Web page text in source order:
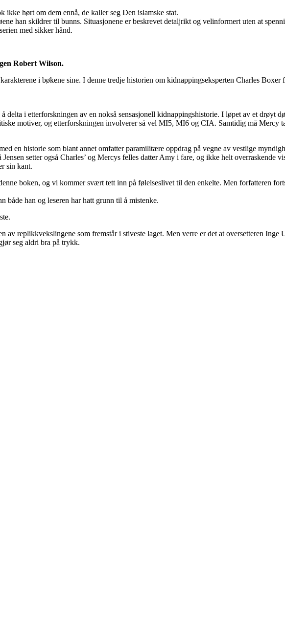
hørt om dem ennå, de kaller seg Den islamske stat.
han skildrer til bunns. Situasjonene er beskrevet detaljrikt og velinformert uten at
med sikker hånd.
Robert Wilson.
i bøkene sine. I denne tredje historien om kidnappingseksperten Charles
delta i etterforskningen av en nokså sensasjonell kidnappingshistorie. I løpet av et drøyt
motiver, og etterforskningen involverer så vel MI5, MI6 og CIA. Samtidig må Mercy
en historie som blant annet omfatter paramilitære oppdrag på vegne av vestlige
setter også Charles’ og Mercys felles datter Amy i fare, og ikke helt overraskende
sin kant.
boken, og vi kommer svært tett inn på følelseslivet til den enkelte. Men forfatteren
både han og leseren har hatt grunn til å mistenke.
av replikkvekslingene som fremstår i stiveste laget. Men verre er det at oversetteren
seg aldri bra på trykk.